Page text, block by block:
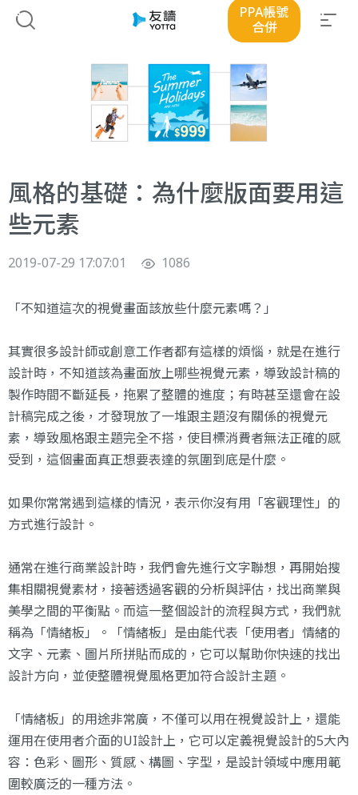
PPA帳號
合併
風格的基礎：為什麼版面要用這
些元素
2019-07-29 17:07:01 1086
「不知道這次的視覺畫面該放些什麼元素嗎？」
其實很多設計師或創意工作者都有這樣的煩惱，就是在進行
設計時，不知道該為畫面放上哪些視覺元素，導致設計稿的
製作時間不斷延長，拖累了整體的進度；有時甚至還會在設
計稿完成之後，才發現放了一堆跟主題沒有關係的視覺元
素，導致風格跟主題完全不搭，使目標消費者無法正確的感
受到，這個畫面真正想要表達的氛圍到底是什麼。
如果你常常遇到這樣的情況，表示你沒有用「客觀理性」的
方式進行設計。
通常在進行商業設計時，我們會先進行文字聯想，再開始搜
集相關視覺素材，接著透過客觀的分析與評估，找出商業與
美學之間的平衡點。而這一整個設計的流程與方式，我們就
稱為「情緒板」。「情緒板」是由能代表「使用者」情緒的
文字、元素、圖片所拼貼而成的，它可以幫助你快速的找出
設計方向，並使整體視覺風格更加符合設計主題。
「情緒板」的用途非常廣，不僅可以用在視覺設計上，還能
運用在使用者介面的UI設計上，它可以定義視覺設計的5大內
容：色彩、圖形、質感、構圖、字型，是設計領域中應用範
圍較廣泛的一種方法。